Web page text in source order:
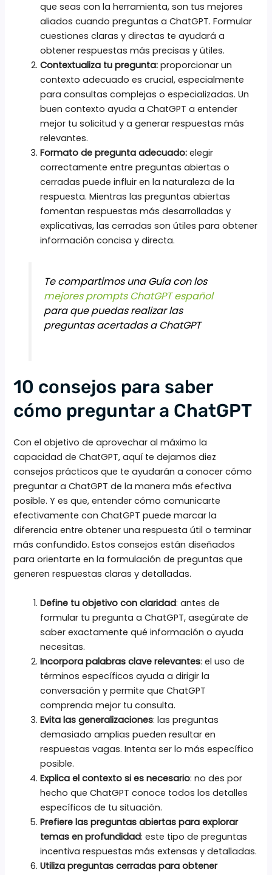
que seas con la herramienta, son tus mejores
aliados cuando preguntas a ChatGPT. Formular
cuestiones claras y directas te ayudará a
obtener respuestas más precisas y útiles.
Contextualiza tu pregunta: proporcionar un
contexto adecuado es crucial, especialmente
para consultas complejas o especializadas. Un
buen contexto ayuda a ChatGPT a entender
mejor tu solicitud y a generar respuestas más
relevantes.
Formato de pregunta adecuado: elegir
correctamente entre preguntas abiertas o
cerradas puede influir en la naturaleza de la
respuesta. Mientras las preguntas abiertas
fomentan respuestas más desarrolladas y
explicativas, las cerradas son útiles para obtener
información concisa y directa.
Te compartimos una Guía con los
mejores prompts ChatGPT español
para que puedas realizar las
preguntas acertadas a ChatGPT
10 consejos para saber
cómo preguntar a ChatGPT
Con el objetivo de aprovechar al máximo la
capacidad de ChatGPT, aquí te dejamos diez
consejos prácticos que te ayudarán a conocer cómo
preguntar a ChatGPT de la manera más efectiva
posible. Y es que, entender cómo comunicarte
efectivamente con ChatGPT puede marcar la
diferencia entre obtener una respuesta útil o terminar
más confundido. Estos consejos están diseñados
para orientarte en la formulación de preguntas que
generen respuestas claras y detalladas.
Define tu objetivo con claridad: antes de
formular tu pregunta a ChatGPT, asegúrate de
saber exactamente qué información o ayuda
necesitas.
Incorpora palabras clave relevantes: el uso de
términos específicos ayuda a dirigir la
conversación y permite que ChatGPT
comprenda mejor tu consulta.
Evita las generalizaciones: las preguntas
demasiado amplias pueden resultar en
respuestas vagas. Intenta ser lo más específico
posible.
Explica el contexto si es necesario: no des por
hecho que ChatGPT conoce todos los detalles
específicos de tu situación.
Prefiere las preguntas abiertas para explorar
temas en profundidad: este tipo de preguntas
incentiva respuestas más extensas y detalladas.
Utiliza preguntas cerradas para obtener